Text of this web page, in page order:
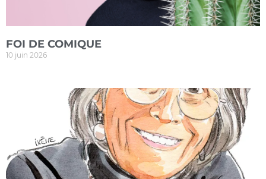
FOI DE COMIQUE
10 juin 2026